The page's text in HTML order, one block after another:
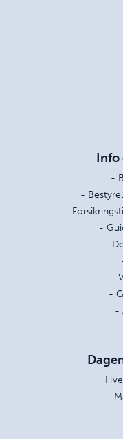
Info
-
-
-
-
-
-
-
-